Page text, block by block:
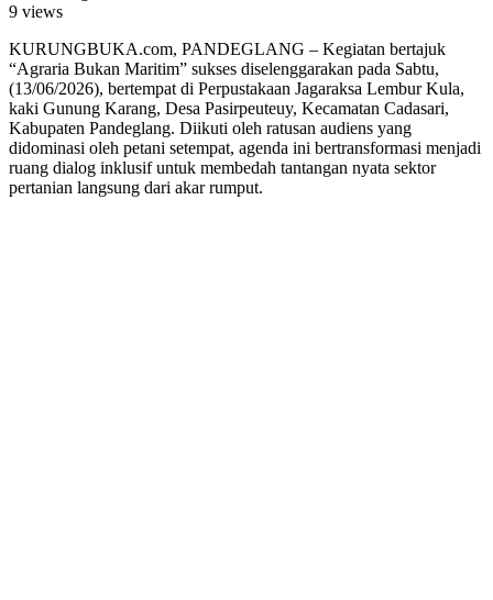
9 views
KURUNGBUKA.com, PANDEGLANG – Kegiatan bertajuk
“Agraria Bukan Maritim” sukses diselenggarakan pada Sabtu,
(13/06/2026), bertempat di Perpustakaan Jagaraksa Lembur Kula,
kaki Gunung Karang, Desa Pasirpeuteuy, Kecamatan Cadasari,
Kabupaten Pandeglang. Diikuti oleh ratusan audiens yang
didominasi oleh petani setempat, agenda ini bertransformasi menjadi
ruang dialog inklusif untuk membedah tantangan nyata sektor
pertanian langsung dari akar rumput.